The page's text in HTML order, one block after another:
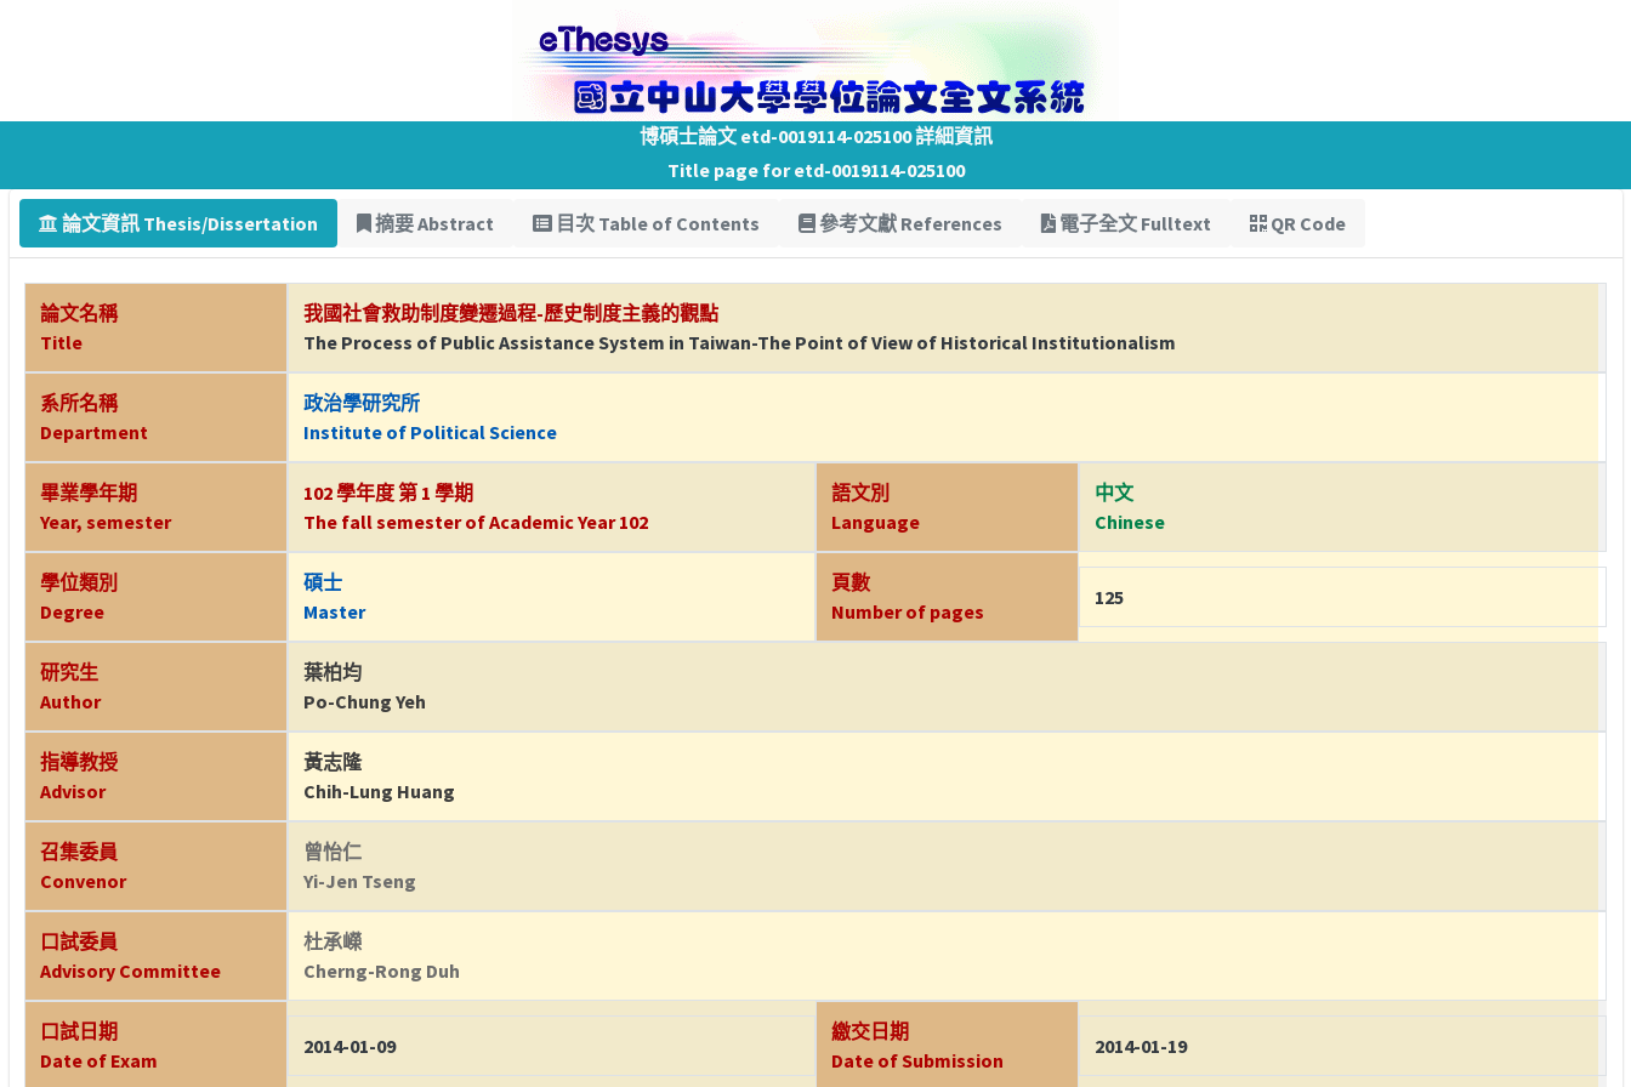
博碩士論文 etd-0019114-025100 詳細資訊
Title page for etd-0019114-025100
論文資訊 Thesis/Dissertation 摘要 Abstract 目次 Table of Contents 參考文獻 References 電子全文 Fulltext QR Code
論文名稱
Title
我國社會救助制度變遷過程-歷史制度主義的觀點
The Process of Public Assistance System in Taiwan-The Point of View of Historical Institutionalism
系所名稱
Department
政治學研究所
Institute of Political Science
畢業學年期
Year, semester
102 學年度 第 1 學期
The fall semester of Academic Year 102
語文別
Language
中文
Chinese
學位類別
Degree
碩士
Master
頁數
Number of pages
125
研究生
Author
葉柏均
Po-Chung Yeh
指導教授
Advisor
黃志隆
Chih-Lung Huang
召集委員
Convenor
曾怡仁
Yi-Jen Tseng
口試委員
Advisory Committee
杜承嶸
Cherng-Rong Duh
口試日期
Date of Exam
2014-01-09
繳交日期
Date of Submission
2014-01-19